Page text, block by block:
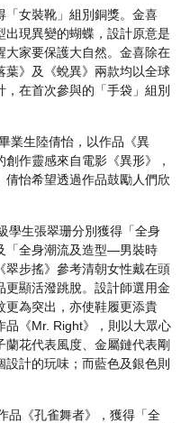
「女裝靴」組別銅獎。金喜
現異變的蝴蝶，設計原意是
大家要保護大自然。金喜除在
葉》及《蛻異》兩款均以全球
在首次參與的「手袋」組別
業生陸倩怡，以作品《異
作靈感來自電影《異形》，
怡希望透過作品鼓勵人們欣
學生張翠珊分別獲得「全身
「全身潮流及造型—男裝時
翠步搖》參考清朝女性戴在頭
更顯活潑跳脫。設計師選用金
更為突出，亦使鞋履更添貴
品《Mr. Right》，則以大眾心
花代表風度、金屬鏈代表剛
計的玩味；而藍色及銀色則
品《孔雀舞者》，獲得「全